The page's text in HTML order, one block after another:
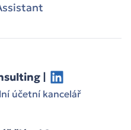
|
účetní kancelář